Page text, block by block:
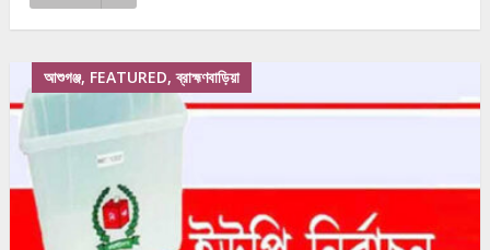
আশুগঞ্জ, FEATURED, ব্রাহ্মণবাড়িয়া